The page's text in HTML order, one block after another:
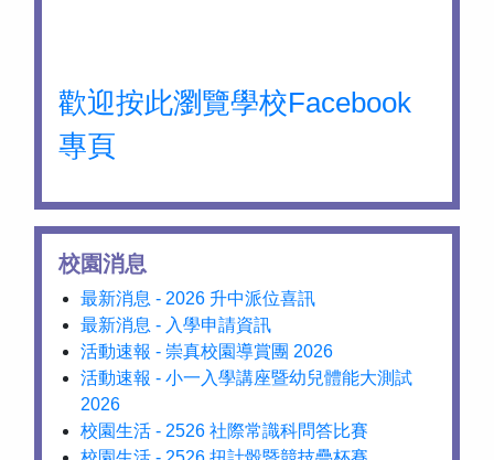
歡迎按此瀏覽學校Facebook
專頁
校園消息
最新消息 - 2026 升中派位喜訊
最新消息 - 入學申請資訊
活動速報 - 崇真校園導賞團 2026
活動速報 - 小一入學講座暨幼兒體能大測試
2026
校園生活 - 2526 社際常識科問答比賽